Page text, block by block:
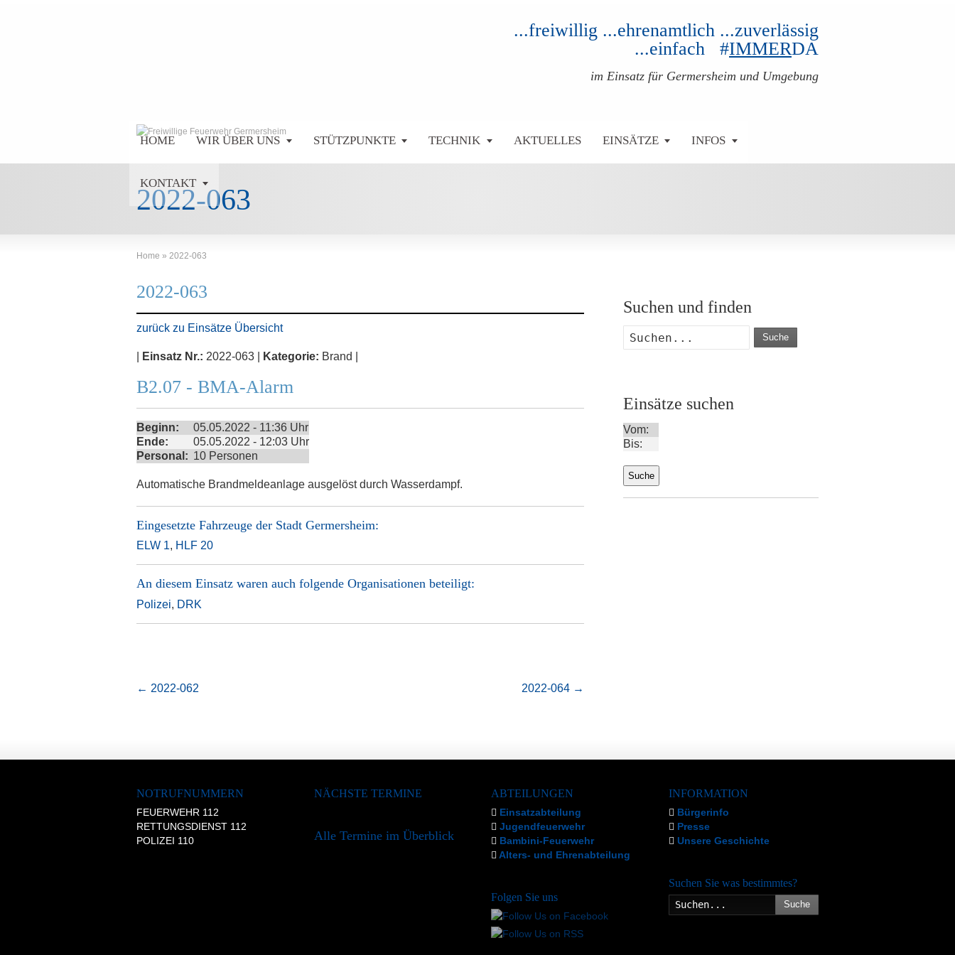
...freiwillig ...ehrenamtlich ...zuverlässig
...einfach #IMMERDA
im Einsatz für Germersheim und Umgebung
HOME WIR ÜBER UNS STÜTZPUNKTE TECHNIK AKTUELLES EINSÄTZE INFOS
KONTAKT
2022-063
Home » 2022-063
2022-063
zurück zu Einsätze Übersicht
Einsatz Nr.: 2022-063 | Kategorie: Brand |
B2.07 - BMA-Alarm
Beginn:
05.05.2022 - 11:36 Uhr
Ende:
05.05.2022 - 12:03 Uhr
Personal: 10 Personen
Automatische Brandmeldeanlage ausgelöst durch Wasserdampf.
Eingesetzte Fahrzeuge der Stadt Germersheim:
ELW 1, HLF 20
An diesem Einsatz waren auch folgende Organisationen beteiligt:
Polizei, DRK
← 2022-062 2022-064 →
Suchen und finden
Suche
Einsätze suchen
Vom:
Bis:
NOTRUFNUMMERN
FEUERWEHR 112
RETTUNGSDIENST 112
POLIZEI 110
NÄCHSTE TERMINE
Alle Termine im Überblick
ABTEILUNGEN
Einsatzabteilung
Jugendfeuerwehr
Bambini-Feuerwehr
Alters- und Ehrenabteilung
Folgen Sie uns
INFORMATION
Bürgerinfo
Presse
Unsere Geschichte
Suchen Sie was bestimmtes?
Suche